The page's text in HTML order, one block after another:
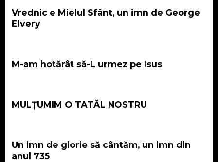
Vrednic e Mielul Sfânt, un imn de George
Elvery
M-am hotărât să-L urmez pe Isus
MULȚUMIM O TATĂL NOSTRU
Un imn de glorie să cântăm, un imn din
anul 735